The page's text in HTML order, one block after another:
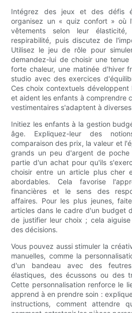
Intégrez des jeux et des défis
organisez un « quiz confort » où
vêtements selon leur
respirabilité, puis discutez de
Utilisez le jeu de rôle pour
demandez-lui de choisir une
forte chaleur, une matinée d'hiver
studio avec des exercices
Ces choix contextuels développent
et aident les enfants à comprendre
vestimentaires s'adaptent à
Initiez les enfants à la gestion
âge. Expliquez-leur des
comparaison des prix, la valeur et
grands un peu d'argent de
partie d'un achat pour qu'ils
choisir entre un article plus cher
abordables. Cela favorise
financières et le sens des
affaires. Pour les plus jeunes,
articles dans le cadre d'un budget
de justifier leur choix ; cela
des décisions.
Vous pouvez aussi stimuler la
manuelles, comme la
d'un bandeau avec des
élastiques, des écussons ou des
Cette personnalisation renforce le
apprend à en prendre soin :
instructions, comment attendre